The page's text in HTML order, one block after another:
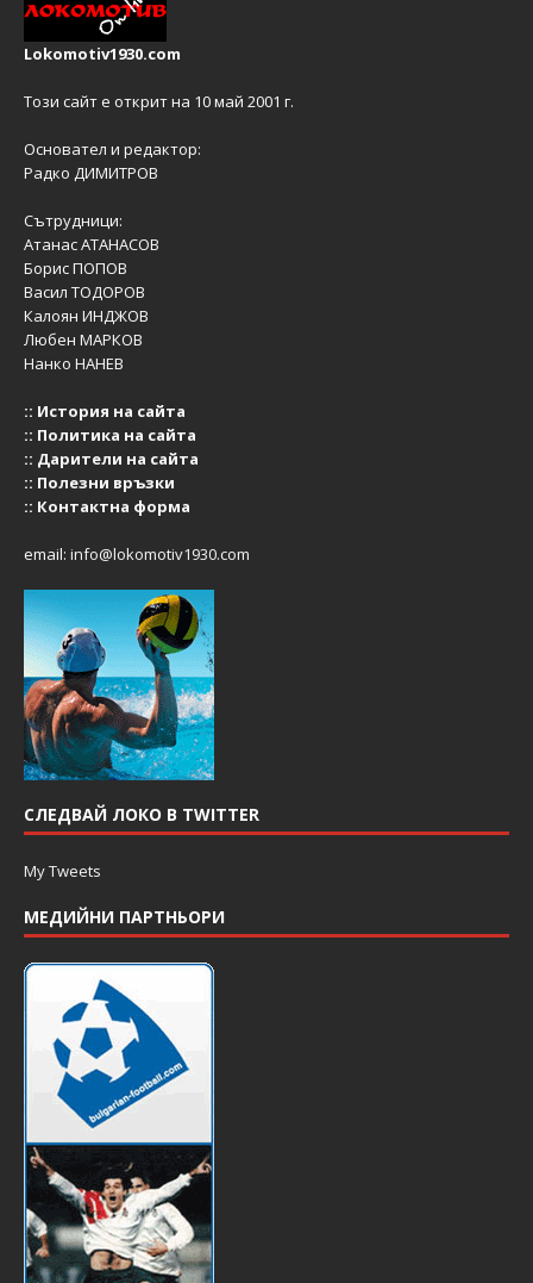
Lokomotiv1930.com
Този сайт е открит на 10 май 2001 г.
Основател и редактор:
Радко ДИМИТРОВ
Сътрудници:
Атанас АТАНАСОВ
Борис ПОПОВ
Васил ТОДОРОВ
Калоян ИНДЖОВ
Любен МАРКОВ
Нанко НАНЕВ
:: История на сайта
:: Политика на сайта
:: Дарители на сайта
:: Полезни връзки
:: Контактна форма
email: info@lokomotiv1930.com
СЛЕДВАЙ ЛОКО В TWITTER
My Tweets
МЕДИЙНИ ПАРТНЬОРИ